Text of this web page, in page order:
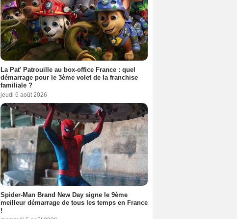
La Pat' Patrouille au box-office France : quel
démarrage pour le 3ème volet de la franchise
familiale ?
jeudi 6 août 2026
Spider-Man Brand New Day signe le 9ème
meilleur démarrage de tous les temps en France
!